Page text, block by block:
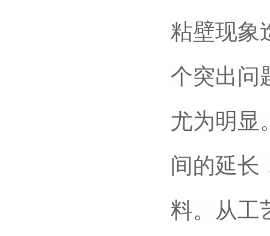
粘壁现象
个突出问
尤为明显
间的延长
料。从工